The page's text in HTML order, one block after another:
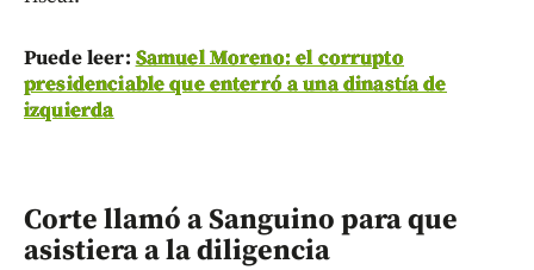
Puede leer: Samuel Moreno: el corrupto
presidenciable que enterró a una dinastía de
izquierda
Corte llamó a Sanguino para que
asistiera a la diligencia